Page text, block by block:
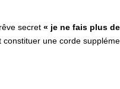
secret « je ne fais plus
une corde